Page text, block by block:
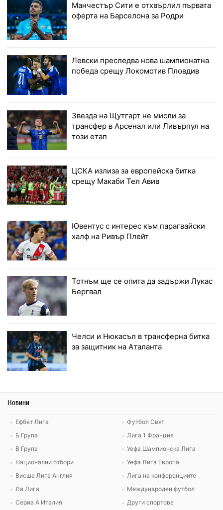
Манчестър Сити е отхвърлил първата
оферта на Барселона за Родри
Левски преследва нова шампионатна
победа срещу Локомотив Пловдив
Звезда на Щутгарт не мисли за
трансфер в Арсенал или Ливърпул на
този етап
ЦСКА излиза за европейска битка
срещу Макаби Тел Авив
Ювентус с интерес към парагвайски
халф на Ривър Плейт
Тотнъм ще се опита да задържи Лукас
Бергвал
Челси и Нюкасъл в трансферна битка
за защитник на Аталанта
Новини
Ефбет Лига
Б Група
В Група
Национални отбори
Висша Лига Англия
Ла Лига
Сериа А Италия
Футбол Свят
Лига 1 Франция
Уефа Шампионска Лига
Уефа Лига Европа
Лига на конференциите
Международен футбол
Други спортове